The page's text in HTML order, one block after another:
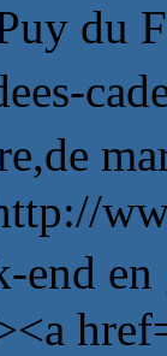
du
end